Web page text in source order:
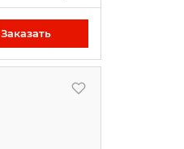
Заказать